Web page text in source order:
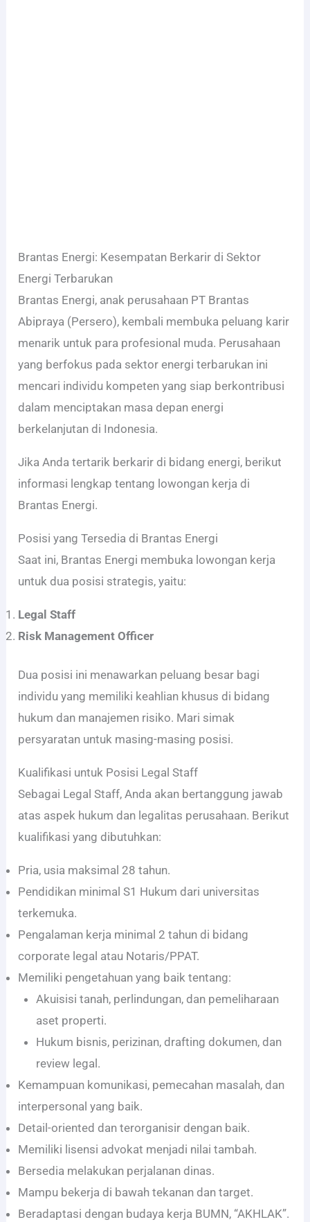
Brantas Energi: Kesempatan Berkarir di Sektor
Energi Terbarukan
Brantas Energi, anak perusahaan PT Brantas
Abipraya (Persero), kembali membuka peluang karir
menarik untuk para profesional muda. Perusahaan
yang berfokus pada sektor energi terbarukan ini
mencari individu kompeten yang siap berkontribusi
dalam menciptakan masa depan energi
berkelanjutan di Indonesia.
Jika Anda tertarik berkarir di bidang energi, berikut
informasi lengkap tentang lowongan kerja di
Brantas Energi.
Posisi yang Tersedia di Brantas Energi
Saat ini, Brantas Energi membuka lowongan kerja
untuk dua posisi strategis, yaitu:
Legal Staff
Risk Management Officer
Dua posisi ini menawarkan peluang besar bagi
individu yang memiliki keahlian khusus di bidang
hukum dan manajemen risiko. Mari simak
persyaratan untuk masing-masing posisi.
Kualifikasi untuk Posisi Legal Staff
Sebagai Legal Staff, Anda akan bertanggung jawab
atas aspek hukum dan legalitas perusahaan. Berikut
kualifikasi yang dibutuhkan:
Pria, usia maksimal 28 tahun.
Pendidikan minimal S1 Hukum dari universitas
terkemuka.
Pengalaman kerja minimal 2 tahun di bidang
corporate legal atau Notaris/PPAT.
Memiliki pengetahuan yang baik tentang:
Akuisisi tanah, perlindungan, dan pemeliharaan
aset properti.
Hukum bisnis, perizinan, drafting dokumen, dan
review legal.
Kemampuan komunikasi, pemecahan masalah, dan
interpersonal yang baik.
Detail-oriented dan terorganisir dengan baik.
Memiliki lisensi advokat menjadi nilai tambah.
Bersedia melakukan perjalanan dinas.
Mampu bekerja di bawah tekanan dan target.
Beradaptasi dengan budaya kerja BUMN, “AKHLAK”.